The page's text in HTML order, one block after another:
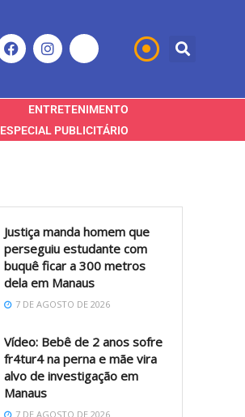
ENTRETENIMENTO
ESPECIAL PUBLICITÁRIO
Justiça manda homem que
perseguiu estudante com
buquê ficar a 300 metros
dela em Manaus
7 DE AGOSTO DE 2026
Vídeo: Bebê de 2 anos sofre
fr4tur4 na perna e mãe vira
alvo de investigação em
Manaus
7 DE AGOSTO DE 2026